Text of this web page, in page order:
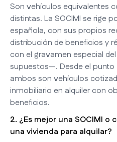
Son vehículos equivalentes
distintas. La SOCIMI se rige
española, con sus propios
distribución de beneficios y
con el gravamen especial
supuestos—. Desde el punto
ambos son vehículos
inmobiliario en alquiler con
beneficios.
2. ¿Es mejor una SOCIMI
una vivienda para alquilar?